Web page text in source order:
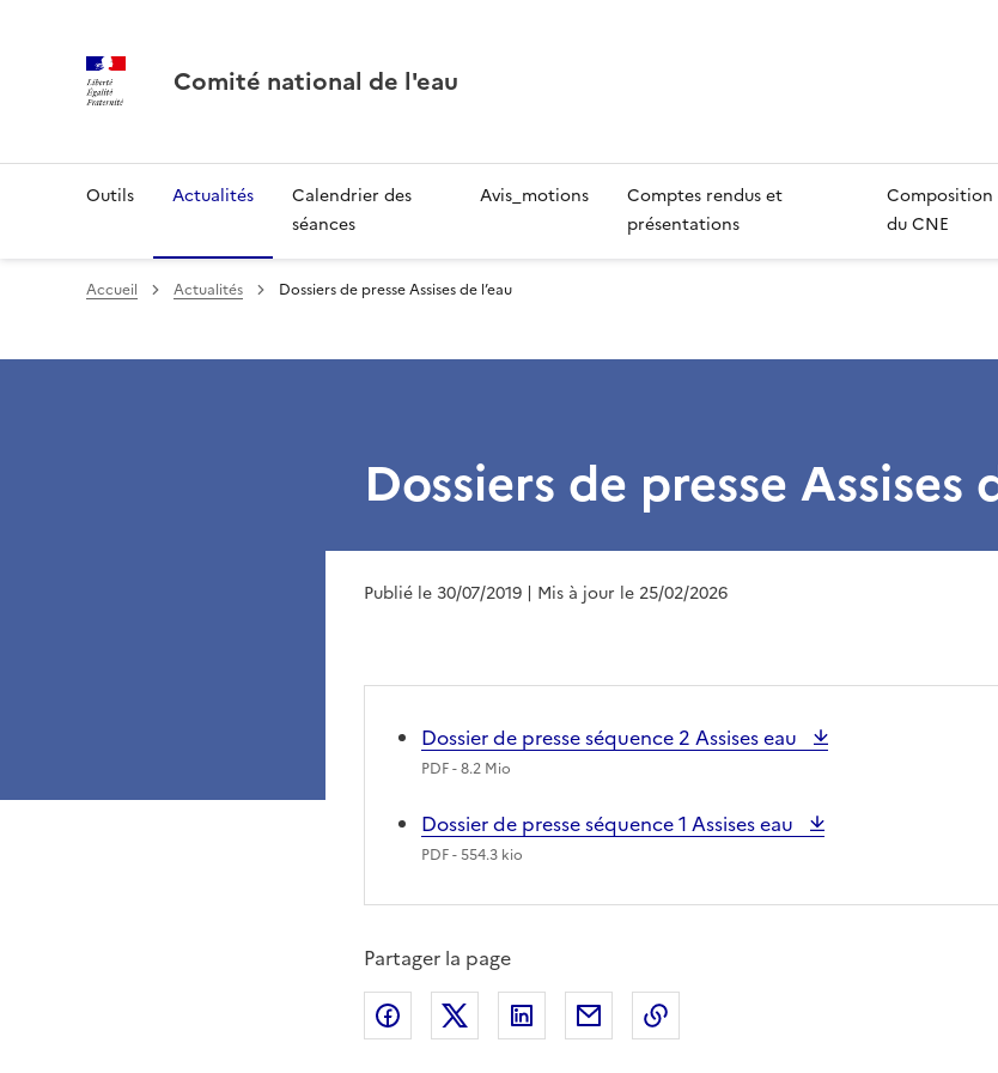
Comité national de l'eau
Outils Actualités
Calendrier des
séances
Avis_motions
Comptes rendus et
présentations
du CNE
Accueil Actualités Dossiers de presse Assises de l’eau
Dossiers de presse Assises
Publié le 30/07/2019 | Mis à jour le 25/02/2026
Dossier de presse séquence 2 Assises eau
PDF- 8.2 Mio
Dossier de presse séquence 1 Assises eau
PDF- 554.3 kio
Partager la page
Partager sur Facebook
Partager sur XPartager sur LinkedIn
Partager par email